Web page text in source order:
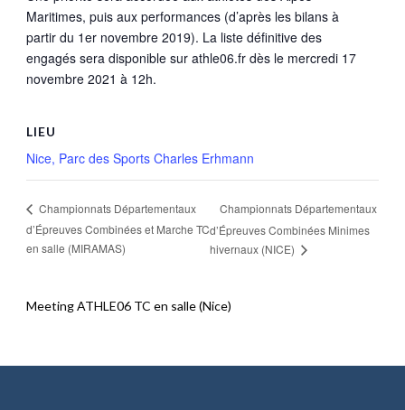
Maritimes, puis aux performances (d’après les bilans à
partir du 1er novembre 2019). La liste définitive des
engagés sera disponible sur athle06.fr dès le mercredi 17
novembre 2021 à 12h.
LIEU
Nice, Parc des Sports Charles Erhmann
Championnats Départementaux
d’Épreuves Combinées et Marche TC
en salle (MIRAMAS)
Championnats Départementaux
d’Épreuves Combinées Minimes
hivernaux (NICE)
Meeting ATHLE06 TC en salle (Nice)